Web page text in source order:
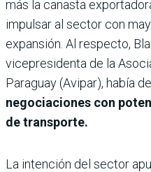
más la canasta
impulsar al sector con
expansión. Al respecto,
vicepresidenta de la
Paraguay (Avipar), había
negociaciones con
de transporte.
La intención del sector